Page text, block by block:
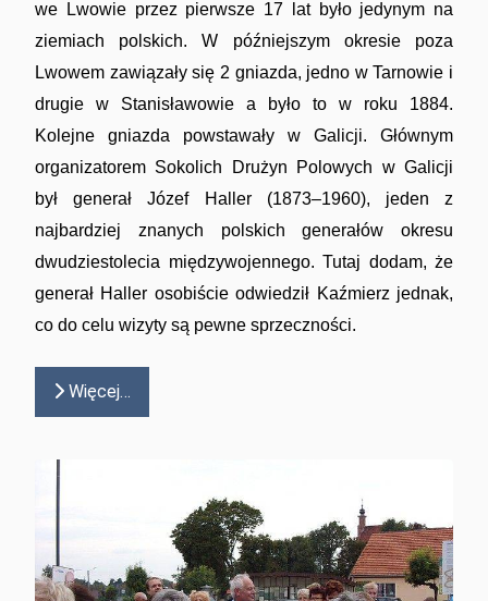
we Lwowie przez pierwsze 17 lat było jedynym na
ziemiach polskich. W późniejszym okresie poza
Lwowem zawiązały się 2 gniazda, jedno w Tarnowie i
drugie w Stanisławowie a było to w roku 1884.
Kolejne gniazda powstawały w Galicji. Głównym
organizatorem Sokolich Drużyn Polowych w Galicji
był generał Józef Haller (1873–1960), jeden z
najbardziej znanych polskich generałów okresu
dwudziestolecia międzywojennego. Tutaj dodam, że
generał Haller osobiście odwiedził Kaźmierz jednak,
co do celu wizyty są pewne sprzeczności.
Więcej…